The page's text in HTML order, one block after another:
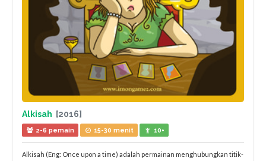
Alkisah [2016]
2-6 pemain 15-30 menit 10+
Alkisah (Eng: Once upon a time) adalah permainan menghubungkan titik-